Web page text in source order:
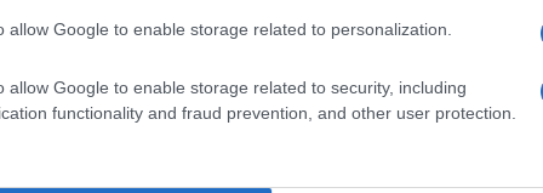
allow Google to enable storage related to personalization.
allow Google to enable storage related to security, including
functionality and fraud prevention, and other user protection.
Java MIDP emulator
SNS integráció van (alap tudással)